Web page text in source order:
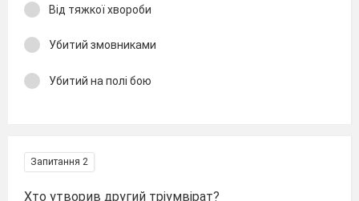
Від тяжкої хвороби
Убитий змовниками
Убитий на полі бою
Запитання 2
Хто утворив другий тріумвірат?